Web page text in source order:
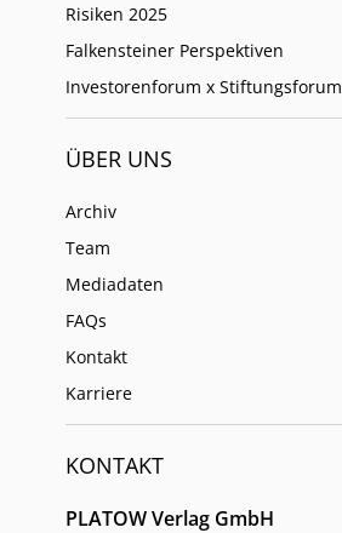
Risiken 2025
Falkensteiner Perspektiven
Investorenforum x Stiftungsforum
ÜBER UNS
Archiv
Team
Mediadaten
FAQs
Kontakt
Karriere
KONTAKT
PLATOW Verlag GmbH